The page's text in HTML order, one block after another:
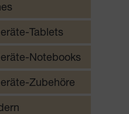
Tablets
Notebooks
Zubehöre